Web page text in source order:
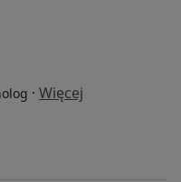
· Więcej